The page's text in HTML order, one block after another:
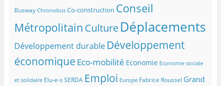
Busway Chronobus Co-construction Conseil
Métropolitain CultureDéplacements
Développement durable Développement
économique Eco-mobilité Economie Economie sociale
et solidaire Elu-e-s SERDA Emploi Europe Fabrice Roussel Grand